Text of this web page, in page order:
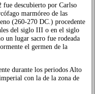
fue descubierto por Carlso
marmóreo de las
(260-270 DC.) procedente
del siglo III o en el siglo
un lugar sacro fue rodeada
el germen de la
durante los periodos Alto
con la de la zona de